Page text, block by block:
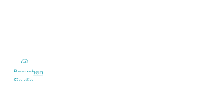
Besuchen
Sie die